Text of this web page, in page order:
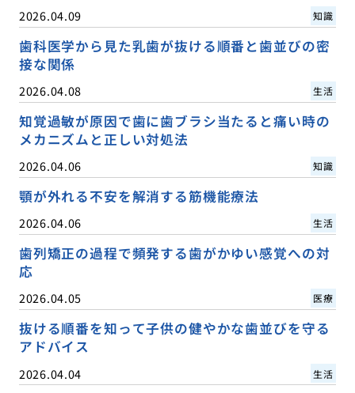
2026.04.09 知識
歯科医学から見た乳歯が抜ける順番と歯並びの密
接な関係
2026.04.08 生活
知覚過敏が原因で歯に歯ブラシ当たると痛い時の
メカニズムと正しい対処法
2026.04.06 知識
顎が外れる不安を解消する筋機能療法
2026.04.06 生活
歯列矯正の過程で頻発する歯がかゆい感覚への対
応
2026.04.05 医療
抜ける順番を知って子供の健やかな歯並びを守る
アドバイス
2026.04.04 生活